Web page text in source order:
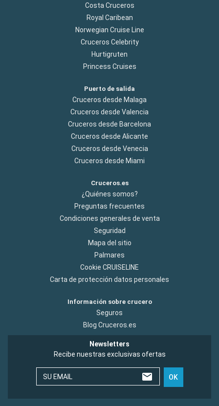
Costa Cruceros
Royal Caribean
Norwegian Cruise Line
Cruceros Celebrity
Hurtigruten
Princess Cruises
Puerto de salida
Cruceros desde Malaga
Cruceros desde Valencia
Cruceros desde Barcelona
Cruceros desde Alicante
Cruceros desde Venecia
Cruceros desde Miami
Cruceros.es
¿Quiénes somos?
Preguntas frecuentes
Condiciones generales de venta
Seguridad
Mapa del sitio
Palmares
Cookie CRUISELINE
Carta de protección datos personales
Información sobre crucero
Seguros
Blog Cruceros.es
Newsletters
Recibe nuestras exclusivas ofertas
SU EMAIL OK